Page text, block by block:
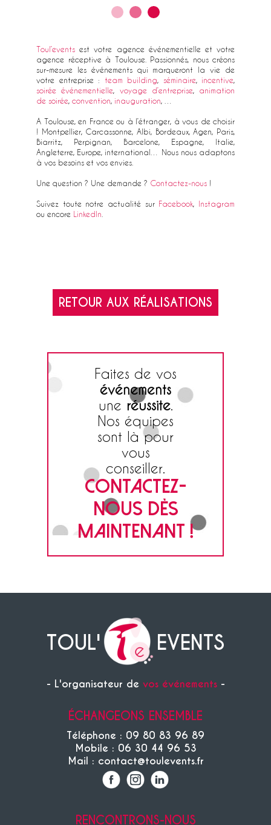
Toul’events est votre agence événementielle et votre
agence réceptive à Toulouse. Passionnés, nous créons
sur-mesure les événements qui marqueront la vie de
votre entreprise : team building, séminaire, incentive,
soirée événementielle, voyage d’entreprise, animation
de soirée, convention, inauguration, …
A Toulouse, en France ou à l’étranger, à vous de choisir
! Montpellier, Carcassonne, Albi, Bordeaux, Agen, Paris,
Biarritz, Perpignan, Barcelone, Espagne, Italie,
Angleterre, Europe, international… Nous nous adaptons
à vos besoins et vos envies.
Une question ? Une demande ? Contactez-nous !
Suivez toute notre actualité sur Facebook, Instagram
ou encore LinkedIn
RETOUR AUX RÉALISATIONS
Faites de vos
événements
une réussite.
Nos équipes
sont là pour
vous
conseiller.
CONTACTEZ-
NOUS DÈS
MAINTENANT !
TOUL' EVENTS
- L'organisateur de vos événements-
ÉCHANGEONS ENSEMBLE
Téléphone : 09 80 83 96 89
Mobile : 06 30 44 96 53
Mail : contact@toulevents.fr
RENCONTRONS-NOUS